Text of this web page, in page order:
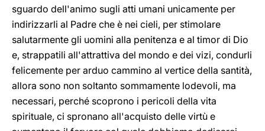
sguardo dell'animo sugli atti umani unicamente per
indirizzarli al Padre che è nei cieli, per stimolare
salutarmente gli uomini alla penitenza e al timor di Dio
e, strappatili all'attrattiva del mondo e dei vizi, condurli
felicemente per arduo cammino al vertice della santità,
allora sono non soltanto sommamente lodevoli, ma
necessari, perché scoprono i pericoli della vita
spirituale, ci spronano all'acquisto delle virtù e